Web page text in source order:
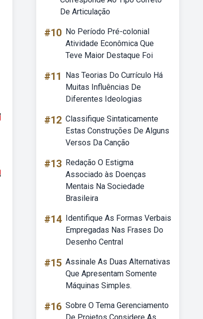
De Articulação
#10 No Período Pré-colonial
Atividade Econômica Que
Teve Maior Destaque Foi
#11
Nas Teorias Do Currículo Há
Muitas Influências De
Diferentes Ideologias
#12 Classifique Sintaticamente
Estas Construções De Alguns
Versos Da Canção
#13 Redação O Estigma
Associado às Doenças
Mentais Na Sociedade
Brasileira
#14 Identifique As Formas Verbais
Empregadas Nas Frases Do
Desenho Central
#15 Assinale As Duas Alternativas
Que Apresentam Somente
Máquinas Simples.
#16 Sobre O Tema Gerenciamento